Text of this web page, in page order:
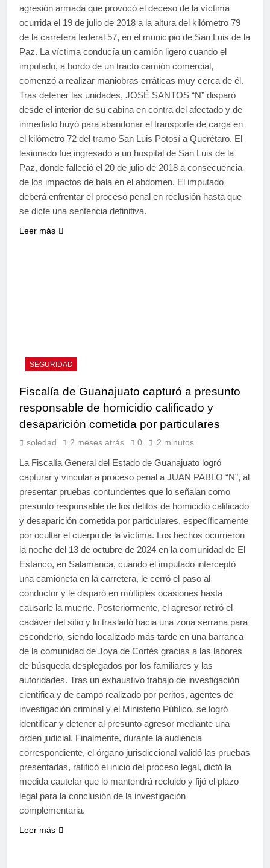
agresión armada que provocó el deceso de la víctima
ocurrida el 19 de julio de 2018 a la altura del kilómetro 79
de la carretera federal 57, en el municipio de San Luis de la
Paz. La víctima conducía un camión ligero cuando el
imputado, a bordo de un tracto camión comercial,
comenzó a realizar maniobras erráticas muy cerca de él.
Tras detener las unidades, JOSÉ SANTOS “N” disparó
desde el interior de su cabina en contra del afectado y de
inmediato huyó para abandonar el transporte de carga en
el kilómetro 72 del tramo San Luis Potosí a Querétaro. El
lesionado fue ingresado a un hospital de San Luis de la
Paz, donde falleció el 20 de julio de 2018 a consecuencia
de los impactos de bala en el abdomen. El imputado
deberá enfrentar el proceso penal en reclusión hasta que
se dicte una sentencia definitiva.
Leer más
SEGURIDAD
Fiscalía de Guanajuato capturó a presunto
responsable de homicidio calificado y
desaparición cometida por particulares
soledad 2 meses atrás 0 2 minutos
La Fiscalía General del Estado de Guanajuato logró
capturar y vincular a proceso penal a JUAN PABLO “N”, al
presentar pruebas contundentes que lo señalan como
presunto responsable de los delitos de homicidio calificado
y desaparición cometida por particulares, específicamente
por ocultar el cuerpo de la víctima. Los hechos ocurrieron
la noche del 13 de octubre de 2024 en la comunidad de El
Estanco, en Salamanca, cuando el imputado interceptó
una camioneta en la carretera, le cerró el paso al
conductor y le disparó en múltiples ocasiones hasta
causarle la muerte. Posteriormente, el agresor retiró el
cadáver del sitio y lo trasladó hacia una zona serrana para
esconderlo, siendo localizado más tarde en una barranca
de la comunidad de Joya de Cortés gracias a las labores
de búsqueda desplegados por los familiares y las
autoridades. Tras un exhaustivo trabajo de investigación
científica y de campo realizado por peritos, agentes de
investigación criminal y el Ministerio Público, se logró
identificar y detener al presunto agresor mediante una
orden judicial. Finalmente, durante la audiencia
correspondiente, el órgano jurisdiccional validó las pruebas
presentadas, ratificó el inicio del proceso legal, dictó la
medida cautelar que lo mantendrá recluido y fijó el plazo
legal para la conclusión de la investigación
complementaria.
Leer más